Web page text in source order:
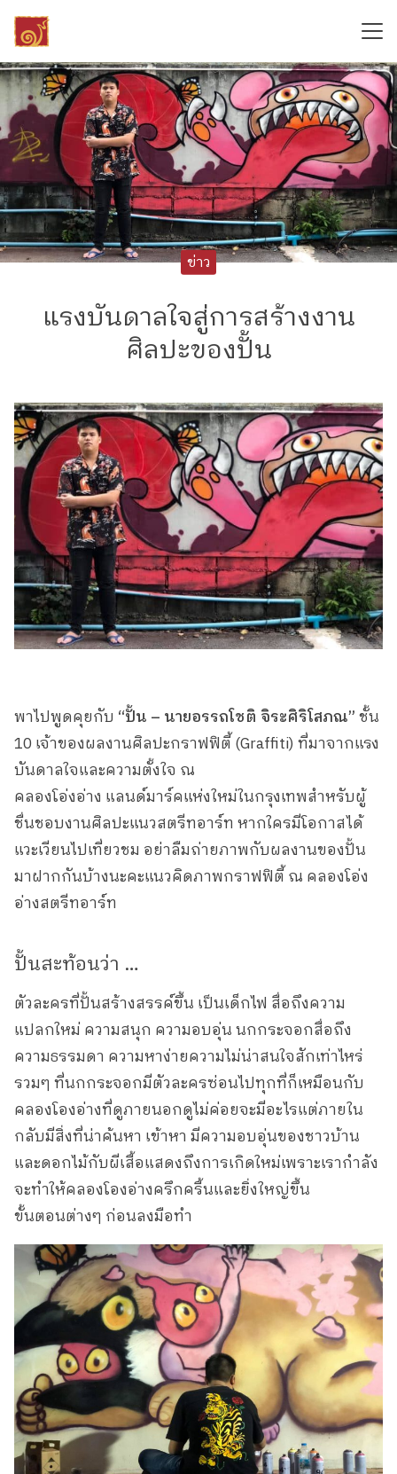
Skip
content
Search
for:
ข่าว
แรงบันดาลใจสู่การสร้างงาน
ศิลปะของปั้น
พาไปพูดคุยกับ “ปั้น – นายอรรถโชติ จิระศิริโสภณ”ชั้น
10 เจ้าของผลงานศิลปะกราฟฟิตี้ (Graffiti) ที่มาจากแรง
บันดาลใจและความตั้งใจ ณ
คลองโอ่งอ่าง แลนด์มาร์คแห่งใหม่ในกรุงเทพสำหรับผู้
ชื่นชอบงานศิลปะแนวสตรีทอาร์ท หากใครมีโอกาสได้
แวะเวียนไปเที่ยวชม อย่าลืมถ่ายภาพกับผลงานของปั้น
มาฝากกันบ้างนะคะแนวคิดภาพกราฟฟิตี้ ณ คลองโอ่ง
อ่างสตรีทอาร์ท
ปั้นสะท้อนว่า …
ตัวละครที่ปั้นสร้างสรรค์ขึ้น เป็นเด็กไฟ สื่อถึงความ
แปลกใหม่ ความสนุก ความอบอุ่น นกกระจอกสื่อถึง
ความธรรมดา ความหาง่ายความไม่น่าสนใจสักเท่าไหร่
รวมๆ ที่นกกระจอกมีตัวละครซ่อนไปทุกที่ก็เหมือนกับ
คลองโองอ่างที่ดูภายนอกดูไม่ค่อยจะมีอะไรแต่ภายใน
กลับมีสิ่งที่น่าค้นหา เข้าหา มีความอบอุ่นของชาวบ้าน
และดอกไม้กับผีเสื้อแสดงถึงการเกิดใหม่เพราะเรากำลัง
จะทำให้คลองโองอ่างครึกครื้นและยิ่งใหญ่ขึ้น
ขั้นตอนต่างๆ ก่อนลงมือทำ